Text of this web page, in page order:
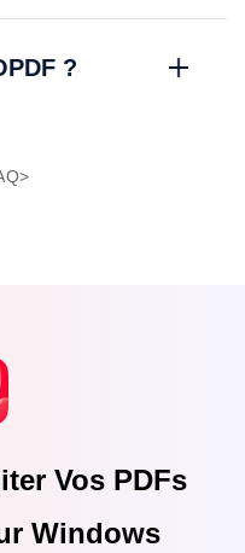
?
Vos PDFs
Windows